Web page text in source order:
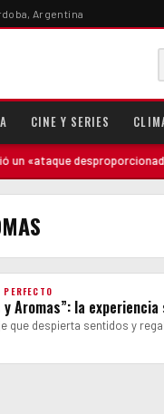
Argentina
CINE Y SERIES
«ataque
y Aromas”: la
que despierta sentidos y